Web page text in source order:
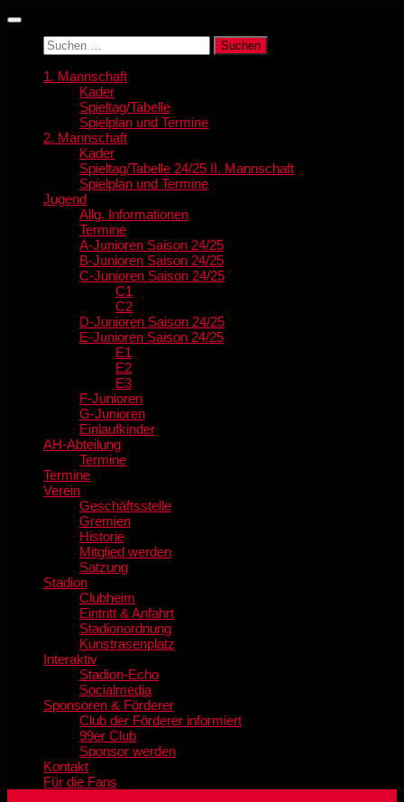
Zum
springenSuchen
nach:
1. Mannschaft
Kader
Spieltag/Tabelle
Spielplan und Termine
2. Mannschaft
Kader
Spieltag/Tabelle 24/25 II. Mannschaft
Spielplan und Termine
Jugend
Allg. Informationen
Termine
A-Junioren Saison 24/25
B-Junioren Saison 24/25
C-Junioren Saison 24/25
C1
C2
D-Junioren Saison 24/25
E-Junioren Saison 24/25
E1
E2
E3
F-Junioren
G-Junioren
Einlaufkinder
AH-Abteilung
Termine
Termine
Verein
Geschäftsstelle
Gremien
Historie
Mitglied werden
Satzung
Stadion
Clubheim
Eintritt & Anfahrt
Stadionordnung
Kunstrasenplatz
Interaktiv
Stadion-Echo
Socialmedia
Sponsoren & Förderer
Club der Förderer informiert
99er Club
Sponsor werden
Kontakt
Für die Fans